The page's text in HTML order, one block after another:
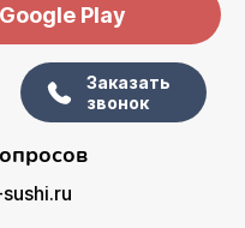
Play
Заказать
звонок